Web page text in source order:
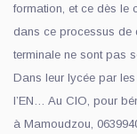
formation, et ce dès le
dans ce processus de
terminale ne sont pas
Dans leur lycée par
l’EN… Au CIO, pour
à Mamoudzou,